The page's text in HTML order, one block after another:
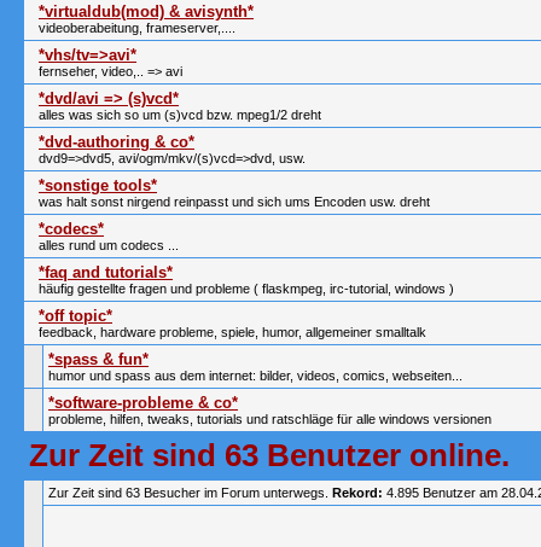
*virtualdub(mod) & avisynth*
videoberabeitung, frameserver,....
*vhs/tv=>avi*
fernseher, video,.. => avi
*dvd/avi => (s)vcd*
alles was sich so um (s)vcd bzw. mpeg1/2 dreht
*dvd-authoring & co*
dvd9=>dvd5, avi/ogm/mkv/(s)vcd=>dvd, usw.
*sonstige tools*
was halt sonst nirgend reinpasst und sich ums Encoden usw. dreht
*codecs*
alles rund um codecs ...
*faq and tutorials*
häufig gestellte fragen und probleme ( flaskmpeg, irc-tutorial, windows )
*off topic*
feedback, hardware probleme, spiele, humor, allgemeiner smalltalk
*spass & fun*
humor und spass aus dem internet: bilder, videos, comics, webseiten...
*software-probleme & co*
probleme, hilfen, tweaks, tutorials und ratschläge für alle windows versionen
Zur Zeit sind 63 Benutzer online.
Zur Zeit sind 63 Besucher im Forum unterwegs. Rekord: 4.895 Benutzer am